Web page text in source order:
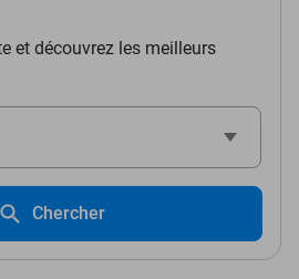
et découvrez les meilleurs
Chercher